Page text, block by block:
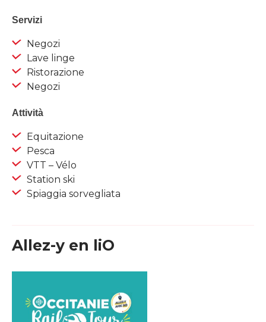
Servizi
Negozi
Lave linge
Ristorazione
Negozi
Attività
Equitazione
Pesca
VTT – Vélo
Station ski
Spiaggia sorvegliata
Allez-y en liO